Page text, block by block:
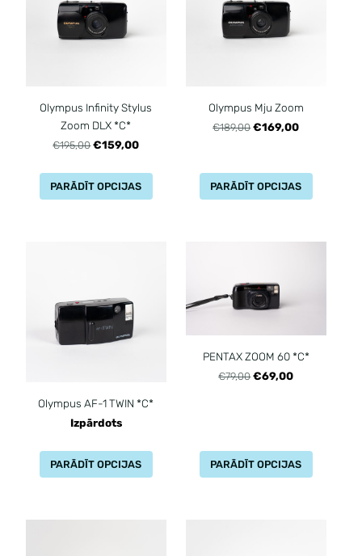
Olympus Infinity Stylus
Zoom DLX *C*
€195,00 €159,00
PARĀDĪT OPCIJAS
Olympus Mju Zoom
€189,00 €169,00
PARĀDĪT OPCIJAS
Olympus AF-1 TWIN *C*
Izpārdots
PARĀDĪT OPCIJAS
PENTAX ZOOM 60 *C*
€79,00 €69,00
PARĀDĪT OPCIJAS